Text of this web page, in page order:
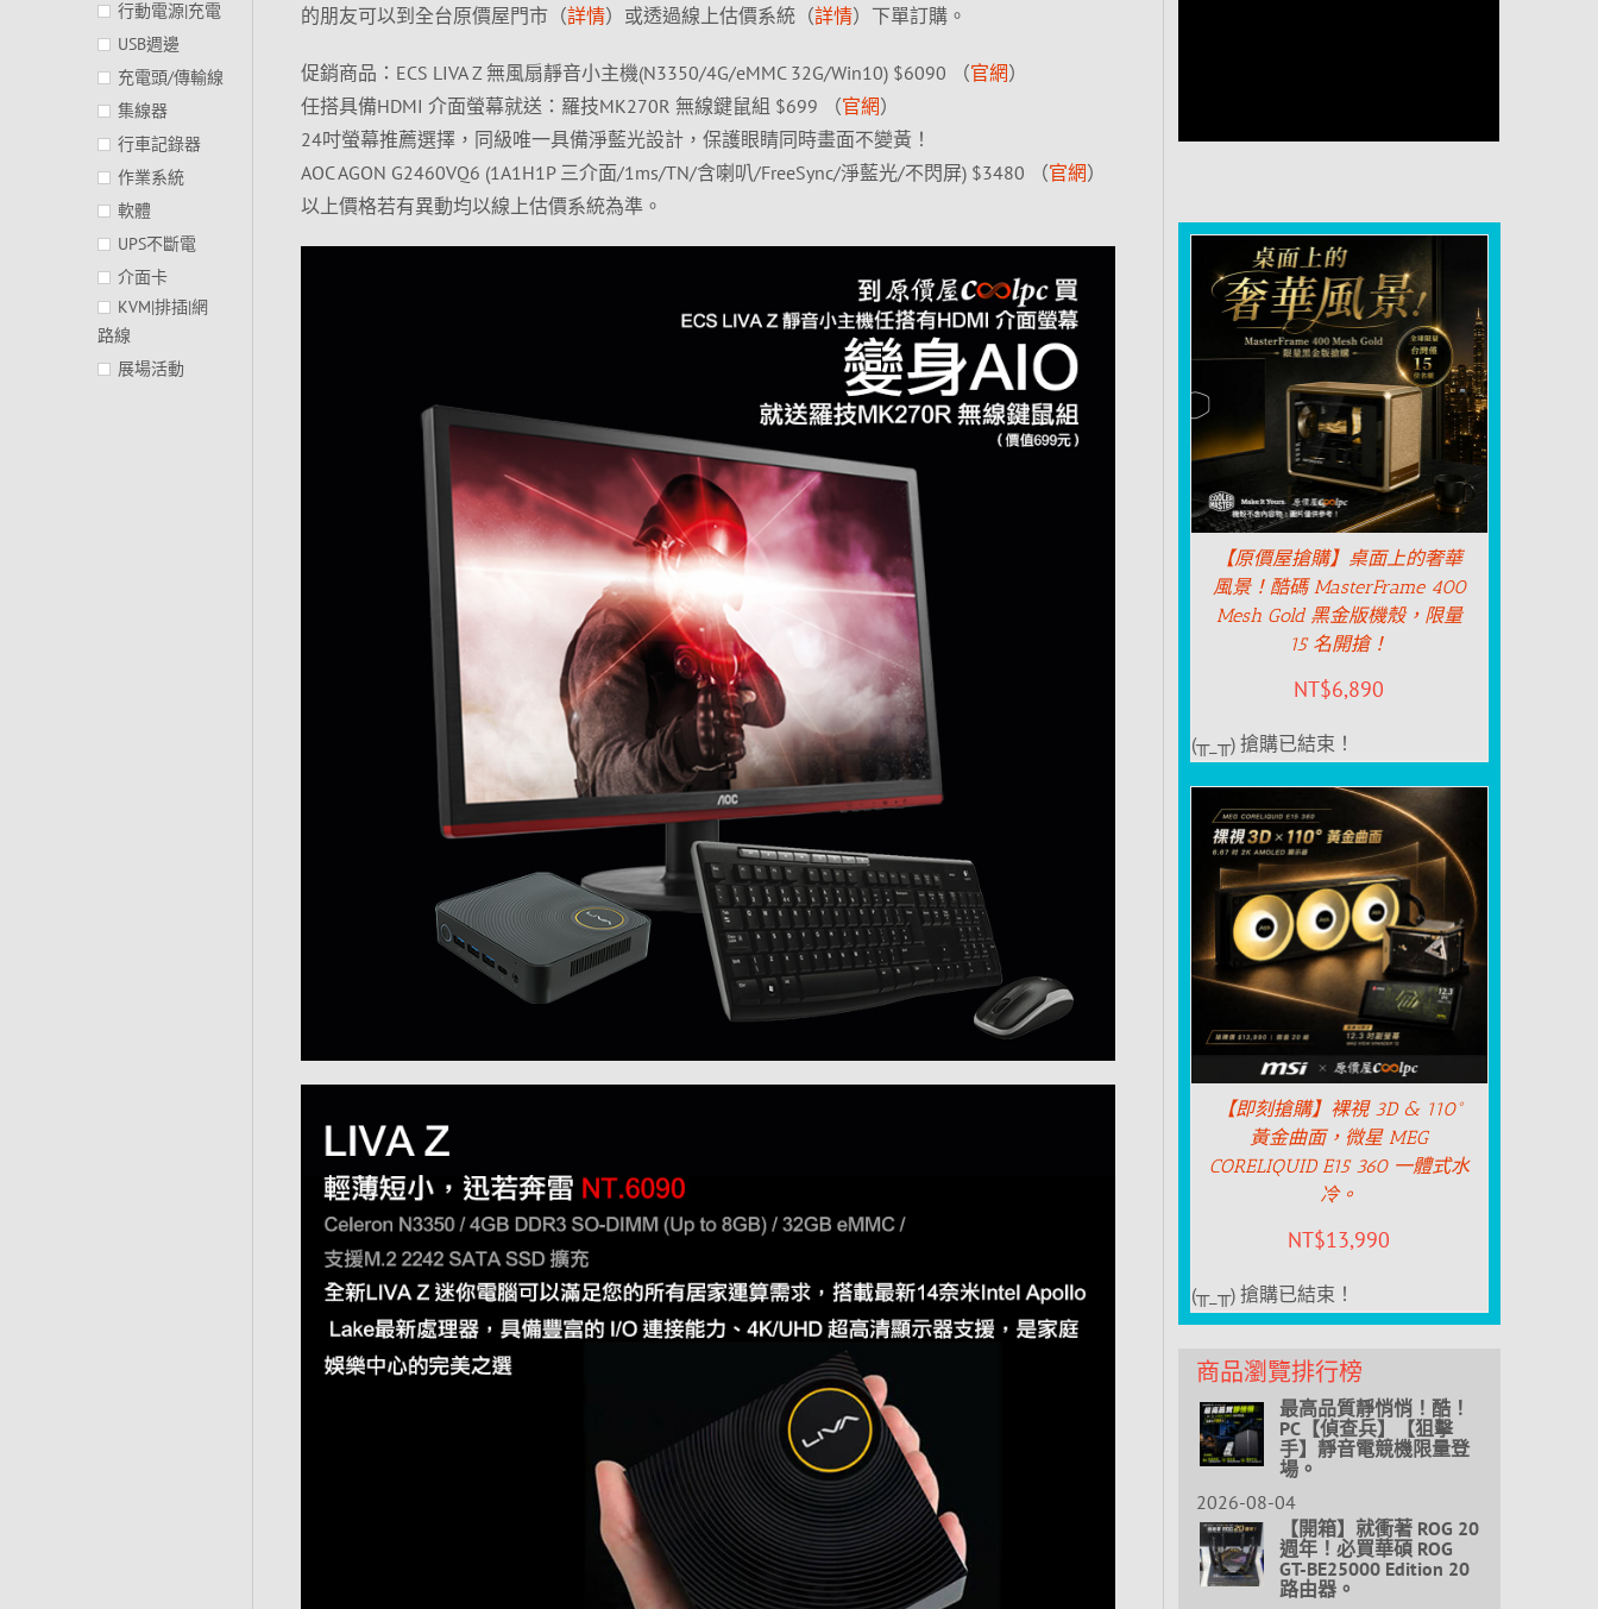
的朋友可以到全台原價屋門市（詳情）或透過線上估價系統（詳情）下單訂購。
促銷商品：ECS LIVA Z 無風扇靜音小主機(N3350/4G/eMMC 32G/Win10) $6090 （官網）
任搭具備HDMI 介面螢幕就送：羅技MK270R 無線鍵鼠組 $699 （官網）
24吋螢幕推薦選擇，同級唯一具備淨藍光設計，保護眼睛同時畫面不變黃！
AOC AGON G2460VQ6 (1A1H1P 三介面/1ms/TN/含喇叭/FreeSync/淨藍光/不閃屏) $3480 （官網）
以上價格若有異動均以線上估價系統為準。
行動電源|充電
USB週邊
充電頭/傳輸線
集線器
行車記錄器
作業系統
軟體
UPS不斷電
介面卡
KVM|排插|網
路線
展場活動
【原價屋搶購】桌面上的奢華
風景！酷碼 MasterFrame 400
Mesh Gold 黑金版機殼，限量
15 名開搶！
NT$6,890
(╥_╥) 搶購已結束！
【即刻搶購】裸視 3D & 110°
黃金曲面，微星 MEG
CORELIQUID E15 360 一體式水
冷。
NT$13,990
(╥_╥) 搶購已結束！
商品瀏覽排行榜
最高品質靜悄悄！酷！
PC【偵查兵】【狙擊
手】靜音電競機限量登
場。
2026-08-04
【開箱】就衝著 ROG 20
週年！必買華碩 ROG
GT-BE25000 Edition 20
路由器。